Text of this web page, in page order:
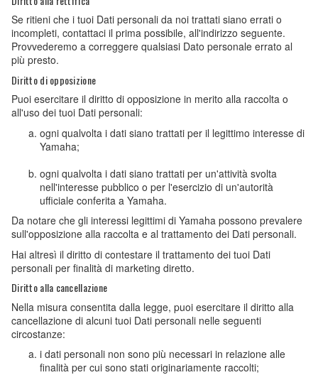
Se ritieni che i tuoi Dati personali da noi trattati siano errati o
incompleti, contattaci il prima possibile, all'indirizzo seguente.
Provvederemo a correggere qualsiasi Dato personale errato al
più presto.
Diritto di opposizione
Puoi esercitare il diritto di opposizione in merito alla raccolta o
all'uso dei tuoi Dati personali:
ogni qualvolta i dati siano trattati per il legittimo interesse di
Yamaha;
ogni qualvolta i dati siano trattati per un'attività svolta
nell'interesse pubblico o per l'esercizio di un'autorità
ufficiale conferita a Yamaha.
Da notare che gli interessi legittimi di Yamaha possono prevalere
sull'opposizione alla raccolta e al trattamento dei Dati personali.
Hai altresì il diritto di contestare il trattamento dei tuoi Dati
personali per finalità di marketing diretto.
Diritto alla cancellazione
Nella misura consentita dalla legge, puoi esercitare il diritto alla
cancellazione di alcuni tuoi Dati personali nelle seguenti
circostanze:
i dati personali non sono più necessari in relazione alle
finalità per cui sono stati originariamente raccolti;